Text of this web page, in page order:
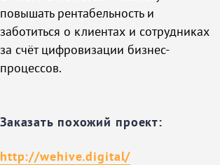
повышать рентабельность и
заботиться о клиентах и сотрудниках
за счёт цифровизации бизнес-
процессов.
Заказать похожий проект:
http://wehive.digital/